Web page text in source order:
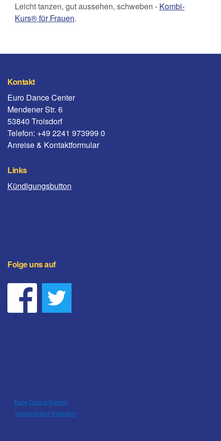
Leicht tanzen, gut aussehen, schweben - Kombi-
Kurs® für Frauen.
Kontakt
Euro Dance Center
Mendener Str. 6
53840 Troisdorf
Telefon: +49 2241 973999 0
Anreise & Kontaktformular
Links
Kündigungsbutton
Folge uns auf
Euro Dance Center
Tanzschulen Troisdorf